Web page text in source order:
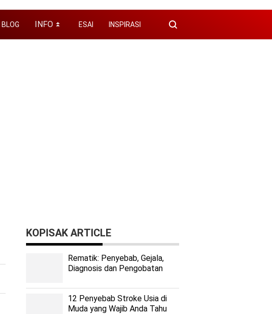
BLOG INFO ⏬ ESAI INSPIRASI
KOPISAK ARTICLE
Rеmаtіk: Pеnуеbаb, Gеjаlа,
Diagnosis dan Pengobatan
12 Penyebab Stroke Usia di
Muda yang Wajib Anda Tahu